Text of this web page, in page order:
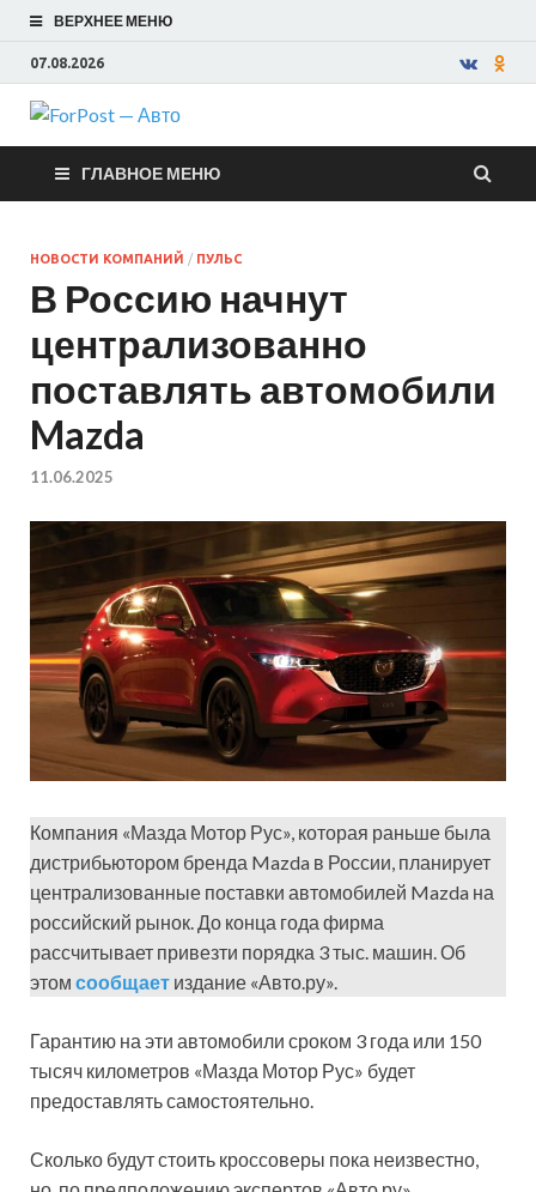
ВЕРХНЕЕ МЕНЮ
07.08.2026
ForPost —
Авто
ГЛАВНОЕ МЕНЮ
НОВОСТИ КОМПАНИЙ / ПУЛЬС
В Россию начнут
централизованно
поставлять автомобили
Mazda
11.06.2025
Компания «Мазда Мотор Рус», которая раньше была
дистрибьютором бренда Mazda в России, планирует
централизованные поставки автомобилей Mazda на
российский рынок. До конца года фирма
рассчитывает привезти порядка 3 тыс. машин. Об
этом сообщает издание «Авто.ру».
Гарантию на эти автомобили сроком 3 года или 150
тысяч километров «Мазда Мотор Рус» будет
предоставлять самостоятельно.
Сколько будут стоить кроссоверы пока неизвестно,